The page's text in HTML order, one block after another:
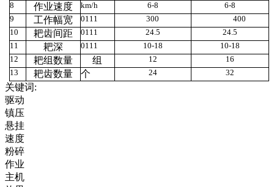
8 作业速度 km/h 6-8
6-8
9
工作幅宽 0111 300
400
10
耙齿间距 0111 24.5
24.5
11
耙深 0111 10-18
10-18
12
耙组数量 组 12
16
13
耙齿数量 个 24 32
关键词:
驱动
镇压
悬挂
速度
粉碎
作业
主机